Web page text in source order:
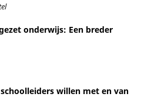
onderwijs: Een breder
willen met en van